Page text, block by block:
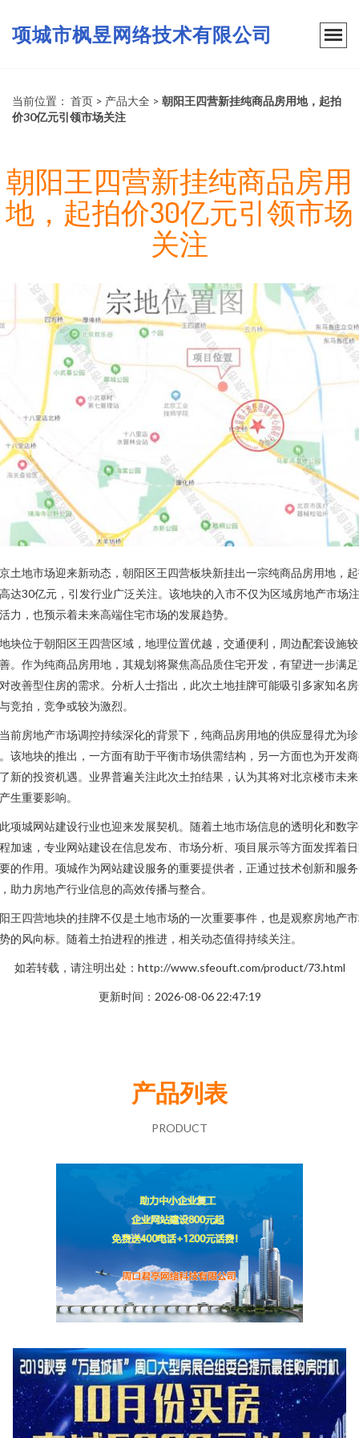
项城市枫昱网络技术有限公司
当前位置： 首页 > 产品大全 > 朝阳王四营新挂纯商品房用地，起拍
价30亿元引领市场关注
朝阳王四营新挂纯商品房用
地，起拍价30亿元引领市场
关注
土地市场迎来新动态，朝阳区王四营板块新挂出一宗纯商品房用地，
达30亿元，引发行业广泛关注。该地块的入市不仅为区域房地产市场
力，也预示着未来高端住宅市场的发展趋势。
块位于朝阳区王四营区域，地理位置优越，交通便利，周边配套设施
。作为纯商品房用地，其规划将聚焦高品质住宅开发，有望进一步满
改善型住房的需求。分析人士指出，此次土地挂牌可能吸引多家知名
竞拍，竞争或较为激烈。
前房地产市场调控持续深化的背景下，纯商品房用地的供应显得尤为珍
该地块的推出，一方面有助于平衡市场供需结构，另一方面也为开发
新的投资机遇。业界普遍关注此次土拍结果，认为其将对北京楼市未
生重要影响。
项城网站建设行业也迎来发展契机。随着土地市场信息的透明化和数
加速，专业网站建设在信息发布、市场分析、项目展示等方面发挥着
的作用。项城作为网站建设服务的重要提供者，正通过技术创新和服
助力房地产行业信息的高效传播与整合。
王四营地块的挂牌不仅是土地市场的一次重要事件，也是观察房地产
的风向标。随着土拍进程的推进，相关动态值得持续关注。
如若转载，请注明出处：http://www.sfeouft.com/product/73.html
更新时间：2026-08-06 22:47:19
产品列表
PRODUCT